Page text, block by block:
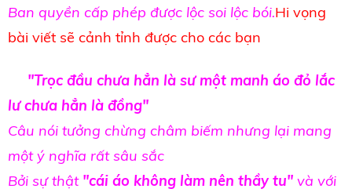
Ban quyền cấp phép được lộc soi lộc bói.Hi vọng
bài viết sẽ cảnh tỉnh được cho các bạn
"Trọc đầu chưa hẳn là sư một manh áo đỏ lắc
lư chưa hẳn là đồng"
Câu nói tưởng chừng châm biếm nhưng lại mang
một ý nghĩa rất sâu sắc
Bởi sự thật "cái áo không làm nên thầy tu" và với